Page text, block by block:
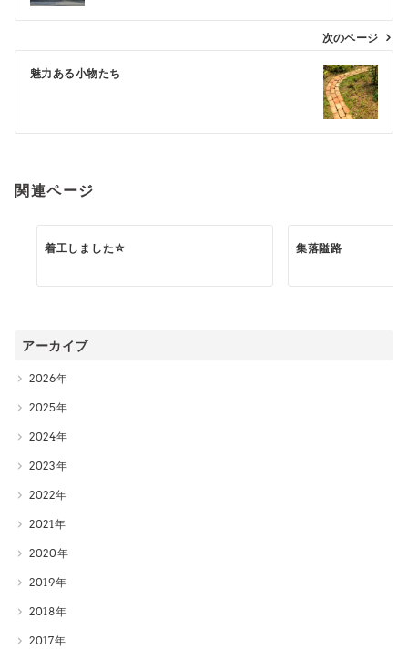
ナ
ゲ
シ
ン
次のページ
魅力ある小物たち
関連ページ
着工しました☆ 集落隘路
アーカイブ
2026
2025
2024
2023
2022
2021
2020
2019
2018
2017